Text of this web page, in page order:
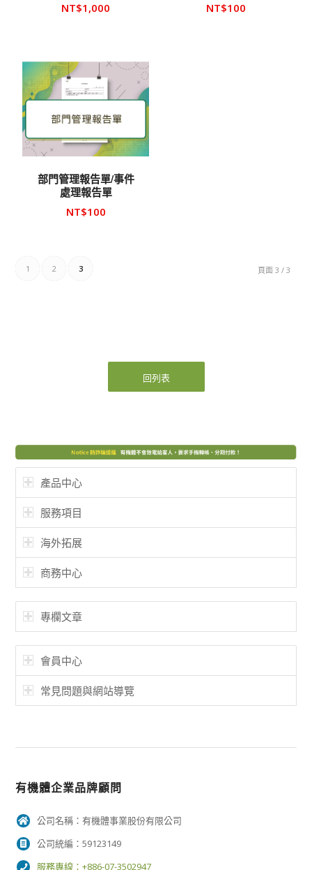
NT$1,000 NT$100
部門管理報告單/事件
處理報告單
NT$100
頁面 3 / 3
1 2 3
回列表
產品中心
服務項目
海外拓展
商務中心
專欄文章
會員中心
常見問題與網站導覽
有機體企業品牌顧問
公司名稱：有機體事業股份有限公司
公司統編：59123149
服務專線：+886-07-3502947